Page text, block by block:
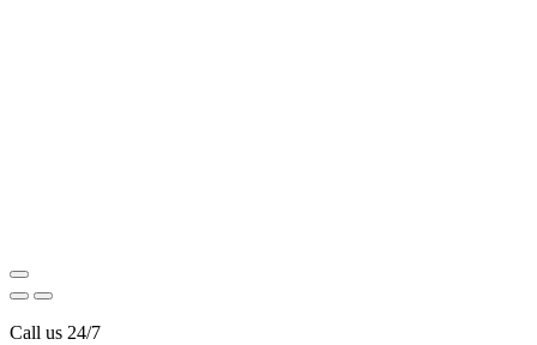
Call us 24/7